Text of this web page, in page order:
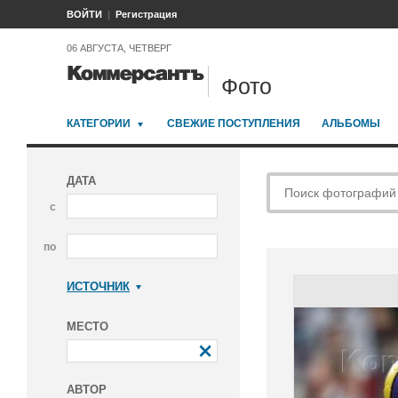
ВОЙТИ Регистрация
06 АВГУСТА, ЧЕТВЕРГ
Фото
КАТЕГОРИИ СВЕЖИЕ ПОСТУПЛЕНИЯ АЛЬБОМЫ
ДАТА
с
по
ИСТОЧНИК
МЕСТО
АВТОР